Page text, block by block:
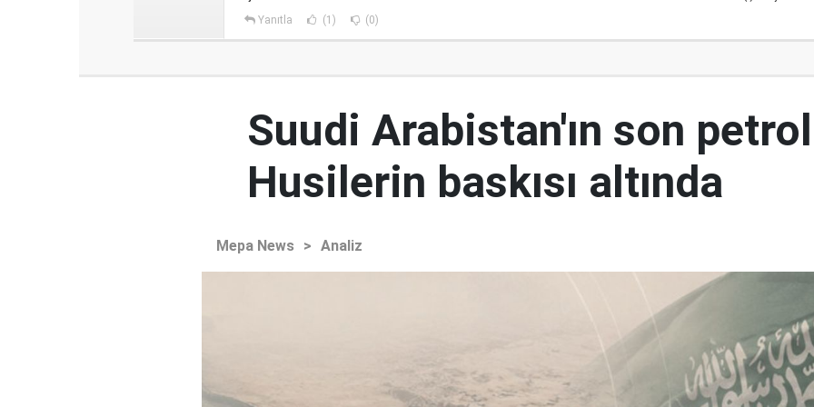
Yanıtla (1) (0)
Suudi Arabistan'ın son
Husilerin baskısı altında
Mepa News > Analiz